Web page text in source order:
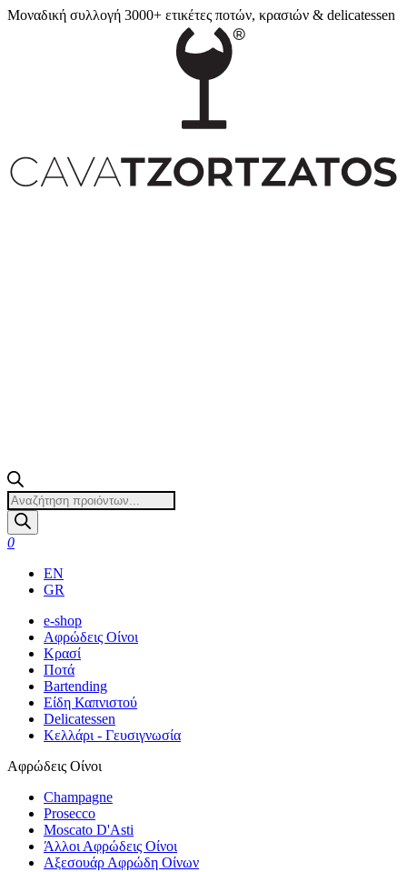
Μοναδική συλλογή 3000+ ετικέτες ποτών, κρασιών & delicatessen
Products
search
0
EN
GR
e-shop
Αφρώδεις Οίνοι
Κρασί
Ποτά
Bartending
Είδη Καπνιστού
Delicatessen
Κελλάρι - Γευσιγνωσία
Αφρώδεις Οίνοι
Champagne
Prosecco
Moscato D'Asti
Άλλοι Αφρώδεις Οίνοι
Αξεσουάρ Αφρώδη Οίνων